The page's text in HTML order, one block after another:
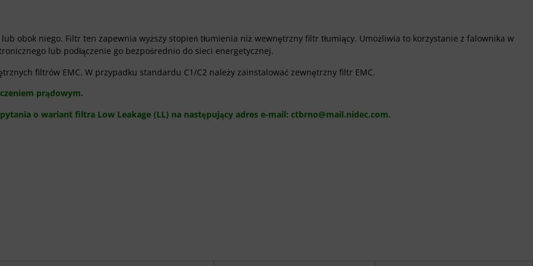
obok niego. Filtr ten zapewnia wyższy stopień tłumienia niż wewnętrzny filtr tłumiący. Umożliwia to korzystanie z falownika w
lub podłączenie go bezpośrednio do sieci energetycznej.
filtrów EMC. W przypadku standardu C1/C2 należy zainstalować zewnętrzny filtr EMC.
prądowym.
o wariant filtra Low Leakage (LL) na następujący adres e-mail: ctbrno@mail.nidec.com.